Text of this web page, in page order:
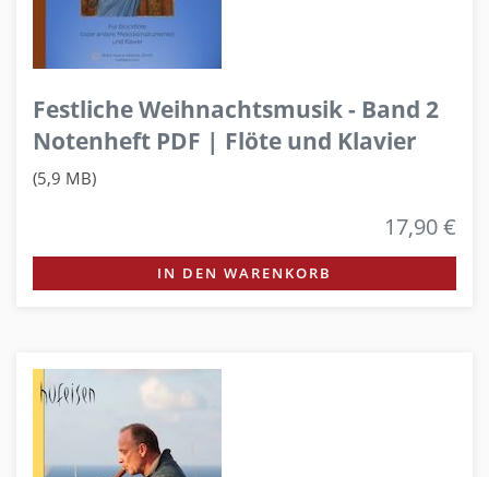
Festliche Weihnachtsmusik - Band 2
Notenheft PDF | Flöte und Klavier
(5,9 MB)
17,90 €
IN DEN WARENKORB